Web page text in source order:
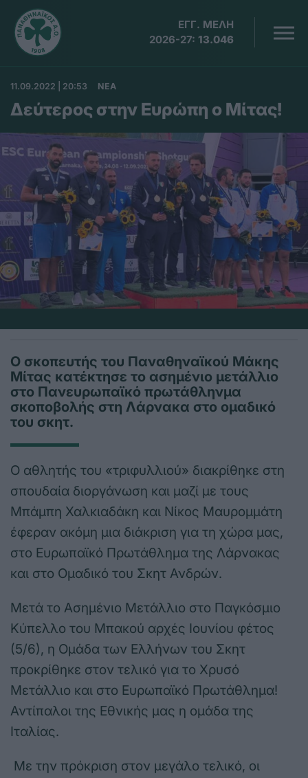
ΕΓΓ. ΜΕΛΗ
2026-27: 13.046
11.09.2022 | 20:53 ΝΕΑ
Δεύτερος στην Ευρώπη ο Μίτας!
Ο σκοπευτής του Παναθηναϊκού Μάκης
Μίτας κατέκτησε το ασημένιο μετάλλιο
στο Πανευρωπαϊκό πρωτάθληνμα
σκοποβολής στη Λάρνακα στο ομαδικό
του σκητ.
Ο αθλητής του «τριφυλλιού» διακρίθηκε στη
σπουδαία διοργάνωση και μαζί με τους
Μπάμπη Χαλκιαδάκη και Νίκος Μαυρομμάτη
έφεραν ακόμη μια διάκριση για τη χώρα μας,
στο Ευρωπαϊκό Πρωτάθλημα της Λάρνακας
και στο Ομαδικό του Σκητ Ανδρών.
Μετά το Ασημένιο Μετάλλιο στο Παγκόσμιο
Κύπελλο του Μπακού αρχές Ιουνίου φέτος
(5/6), η Ομάδα των Ελλήνων του Σκητ
προκρίθηκε στον τελικό για το Χρυσό
Μετάλλιο και στο Ευρωπαϊκό Πρωτάθλημα!
Αντίπαλοι της Εθνικής μας η ομάδα της
Ιταλίας.
Με την πρόκριση στον μεγάλο τελικό, οι